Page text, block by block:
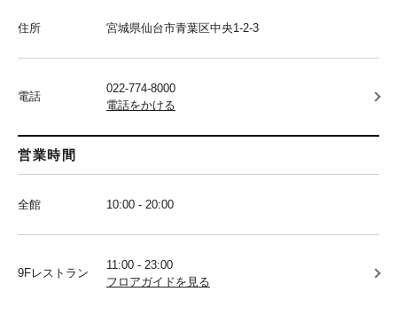
住所 宮城県仙台市青葉区中央1-2-3
電話
022-774-8000
電話をかける
営業時間
全館 10:00 - 20:00
9Fレストラン
11:00 - 23:00
フロアガイドを見る